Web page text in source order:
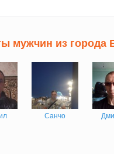
мужчин из города
Санчо